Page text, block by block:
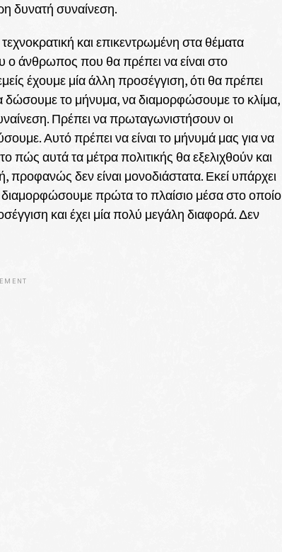
δυνατή συναίνεση.
και επικεντρωμένη στα θέματα
ο άνθρωπος που θα πρέπει να είναι στο
έχουμε μία άλλη προσέγγιση, ότι θα πρέπει
το μήνυμα, να διαμορφώσουμε το κλίμα,
Πρέπει να πρωταγωνιστήσουν οι
Αυτό πρέπει να είναι το μήνυμά μας για να
πώς αυτά τα μέτρα πολιτικής θα εξελιχθούν και
προφανώς δεν είναι μονοδιάστατα. Εκεί υπάρχει
πρώτα το πλαίσιο μέσα στο οποίο
και έχει μία πολύ μεγάλη διαφορά. Δεν